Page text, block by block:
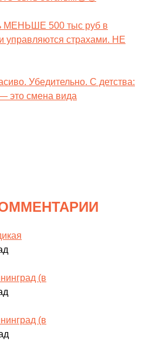
МЕНЬШЕ 500 тыс руб в
управляются страхами. НЕ
Убедительно. С детства:
это смена вида
(в
(в